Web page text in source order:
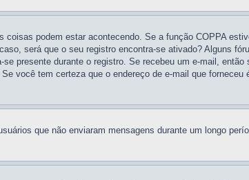
podem estar acontecendo. Se a função COPPA
será que o seu registro encontra-se ativado? Alguns
presente durante o registro. Se recebeu um e-mail,
você tem certeza que o endereço de e-mail que forneceu
que não enviaram mensagens durante um longo